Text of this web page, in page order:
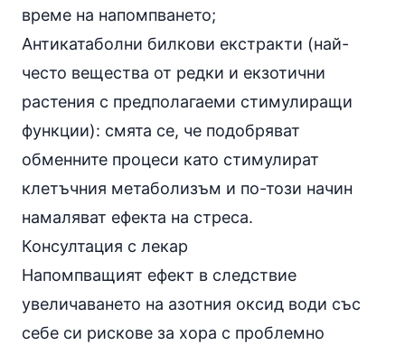
време на напомпването;
Антикатаболни билкови екстракти (най-
често вещества от редки и екзотични
растения с предполагаеми стимулиращи
функции): смята се, че подобряват
обменните процеси като стимулират
клетъчния метаболизъм и по-този начин
намаляват ефекта на стреса.
Консултация с лекар
Напомпващият ефект в следствие
увеличаването на азотния оксид води със
себе си рискове за хора с проблемно